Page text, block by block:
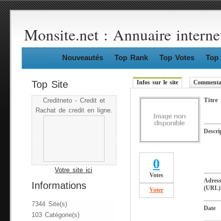
Monsite.net : Annuaire
Nouveautés Top Rank Top Votes Top
Top Site
Creditneto - Credit et
Rachat de credit en ligne.
Votre site ici
Informations
7344 Site(s)
103 Catégorie(s)
Infos sur le site
0
Votes
Voter
Titre
Date